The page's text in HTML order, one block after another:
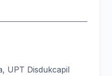
UPT Disdukcapil